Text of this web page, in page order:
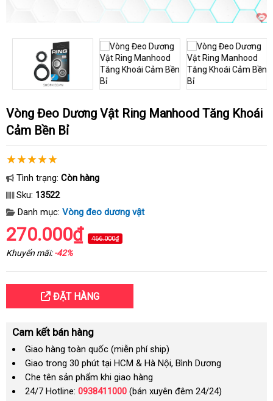
Vòng Đeo Dương Vật Ring Manhood Tăng Khoái
Cảm Bền Bỉ
Tình trạng: Còn hàng
Sku: 13522
Danh mục: Vòng đeo dương vật
270.000₫ 466.000₫
Khuyến mãi:-42%
ĐẶT HÀNG
Cam kết bán hàng
Giao hàng toàn quốc (miễn phí ship)
Giao trong 30 phút tại HCM & Hà Nội, Bình Dương
Che tên sản phẩm khi giao hàng
24/7 Hotline: 0938411000 (bán xuyên đêm 24/24)